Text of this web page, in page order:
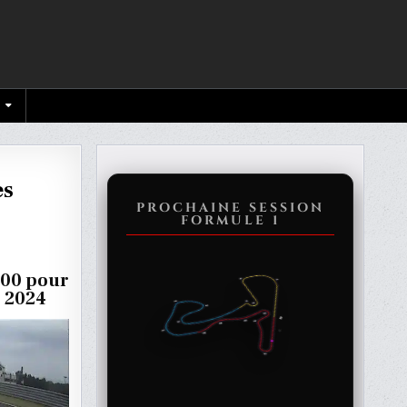
pour
PROCHAINE SESSION
FORMULE 1